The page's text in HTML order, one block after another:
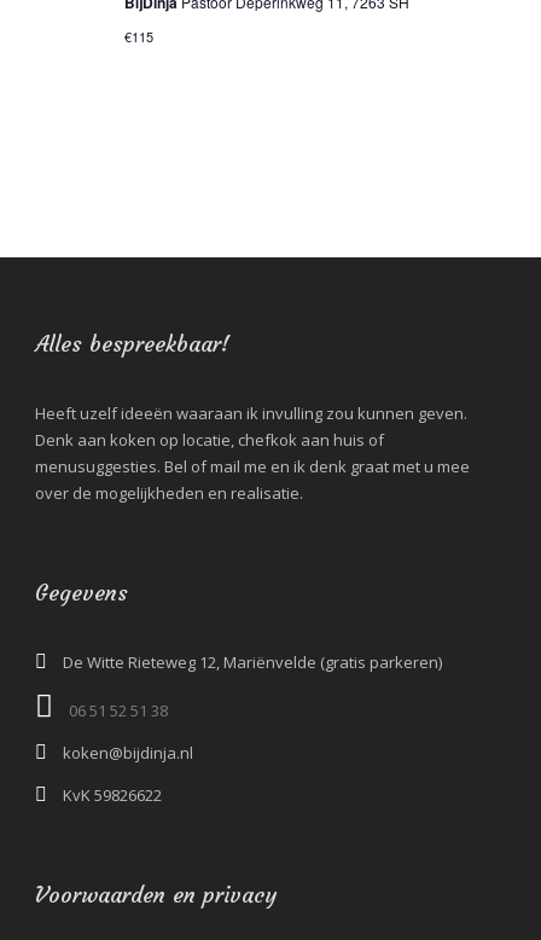
€115
Alles bespreekbaar!
Heeft uzelf ideeën waaraan ik invulling zou kunnen geven.
Denk aan koken op locatie, chefkok aan huis of
menusuggesties. Bel of mail me en ik denk graat met u mee
over de mogelijkheden en realisatie.
Gegevens
De Witte Rieteweg 12, Mariënvelde (gratis parkeren)
06 51 52 51 38‬
koken@bijdinja.nl
KvK 59826622
Voorwaarden en privacy